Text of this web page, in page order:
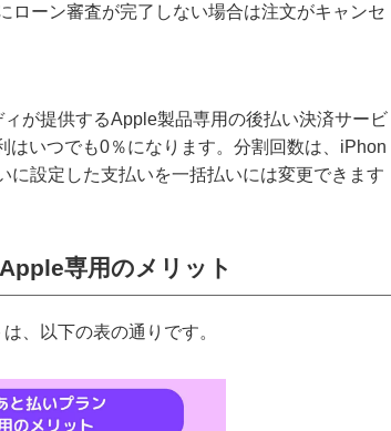
ローン審査が完了しない場合は注文がキャンセ
が提供するApple製品専用の後払い決済サービ
はいつでも0％になります。分割回数は、iPhon
設定した支払いを一括払いには変更できます
専用のメリット
、以下の表の通りです。